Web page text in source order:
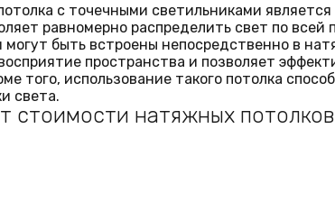
с точечными светильниками
равномерно распределить свет по
могут быть встроены непосредственно в
пространства и позволяет
того, использование такого потолка
света.
стоимости натяжных